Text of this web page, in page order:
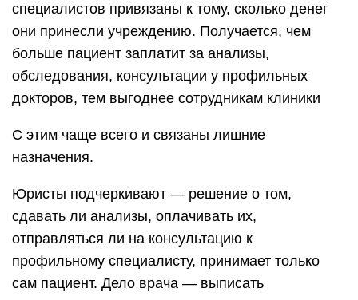
специалистов привязаны к тому, сколько денег
они принесли учреждению. Получается, чем
больше пациент заплатит за анализы,
обследования, консультации у профильных
докторов, тем выгоднее сотрудникам клиники
С этим чаще всего и связаны лишние
назначения.
Юристы подчеркивают — решение о том,
сдавать ли анализы, оплачивать их,
отправляться ли на консультацию к
профильному специалисту, принимает только
сам пациент. Дело врача — выписать